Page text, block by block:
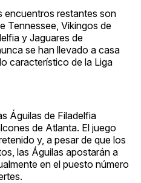
encuentros restantes son
Tennessee, Vikingos de
y Jaguares de
se han llevado a casa
característico de la Liga
Águilas de Filadelfia
de Atlanta. El juego
y, a pesar de que los
las Águilas apostarán a
en el puesto número